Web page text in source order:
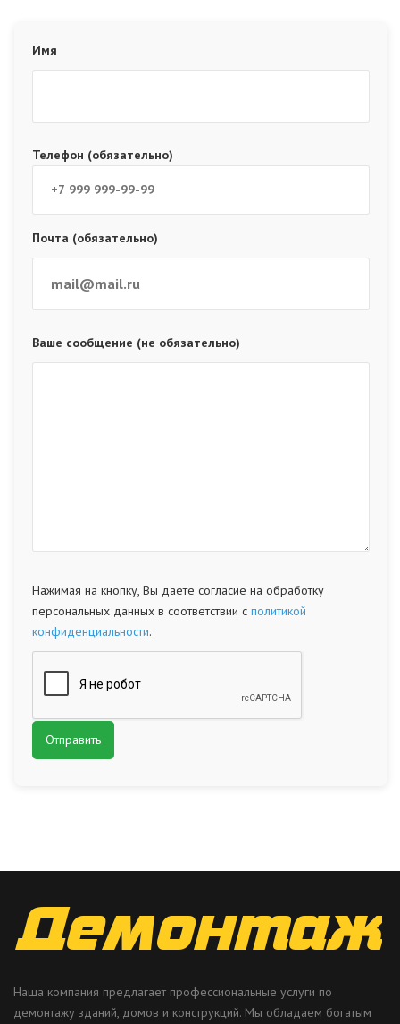
Имя
Телефон (обязательно)
Почта (обязательно)
Ваше сообщение (не обязательно)
Нажимая на кнопку, Вы даете согласие на обработку
персональных данных в соответствии с политикой
конфиденциальности.
Наша компания предлагает профессиональные услуги по
демонтажу зданий, домов и конструкций. Мы обладаем богатым